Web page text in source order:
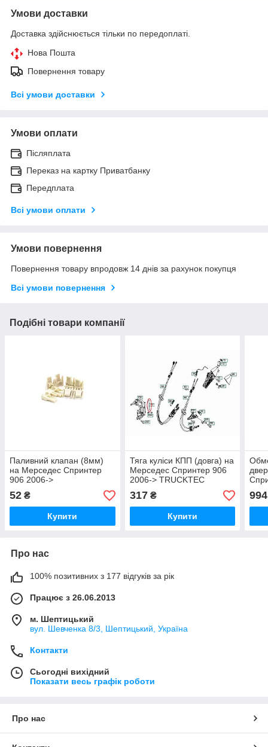
Умови доставки
Доставка здійснюється тільки по передоплаті.
Нова Пошта
Повернення товару
Всі умови доставки
Умови оплати
Післяплата
Переказ на картку Приватбанку
Передплата
Всі умови оплати
Умови повернення
Повернення товару впродовж 14 днів за рахунок покупця
Всі умови повернення
Подібні товари компанії
Паливний клапан (8мм)
на Мерседес Спринтер
906 2006->
METALCAUCHO (Іспанія)
MC2014
52 ₴
Купити
Тяга куліси КПП (довга) на
Мерседес Спринтер 906
2006-> TRUCKTEC
AUTOMOTIVE (Туреччина)
0224013
317₴
Купити
994
Про нас
100% позитивних з 177 відгуків за рік
Працює з 26.06.2013
м. Шептицький
вул. Шевченка 8/3, Шептицький, Україна
Контакти
Сьогодні вихідний
Показати весь графік роботи
Про нас